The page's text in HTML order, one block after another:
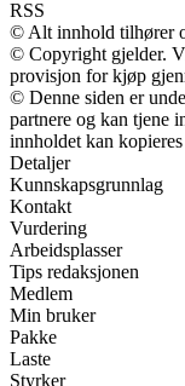
RSS
© Alt innhold tilhører
© Copyright gjelder.
provisjon for kjøp
© Denne siden er
partnere og kan tjene
innholdet kan
Detaljer
Kunnskapsgrunnlag
Kontakt
Vurdering
Arbeidsplasser
Tips redaksjonen
Medlem
Min bruker
Pakke
Laste
Styrker